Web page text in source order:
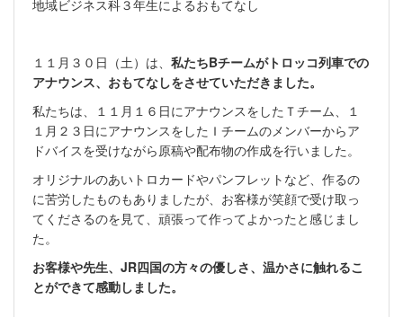
地域ビジネス科３年生によるおもてなし
１１月３０日（土）は、 私たちBチームがトロッコ列車での
アナウンス、おもてなしをさせていただきました。
私たちは、１１月１６日にアナウンスをしたＴチーム、１
１月２３日にアナウンスをしたＩチームのメンバーからア
ドバイスを受けながら原稿や配布物の作成を行いました。
オリジナルのあいトロカードやパンフレットなど、作るの
に苦労したものもありましたが、お客様が笑顔で受け取っ
てくださるのを見て、頑張って作ってよかったと感じまし
た。
お客様や先生、JR四国の方々の優しさ、温かさに触れるこ
とができて感動しました。